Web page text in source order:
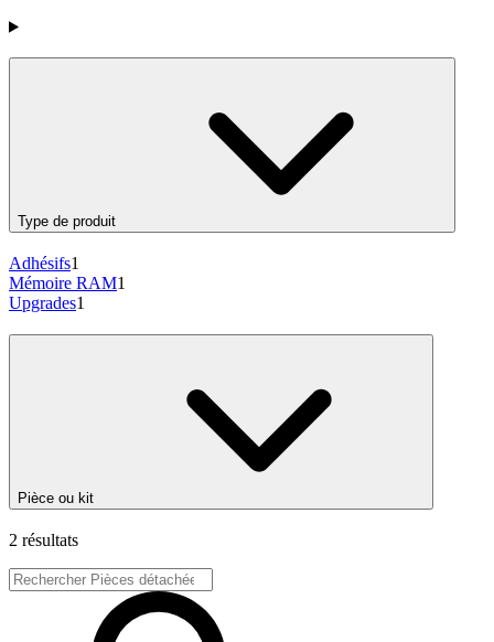
Products
Type de produit
Adhésifs1
Mémoire RAM1
Upgrades1
Pièce ou kit
2 résultats